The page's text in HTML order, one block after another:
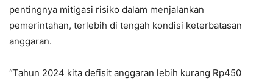
pentingnya mitigasi risiko dalam menjalankan
pemerintahan, terlebih di tengah kondisi keterbatasan
anggaran.
“Tahun 2024 kita defisit anggaran lebih kurang Rp450